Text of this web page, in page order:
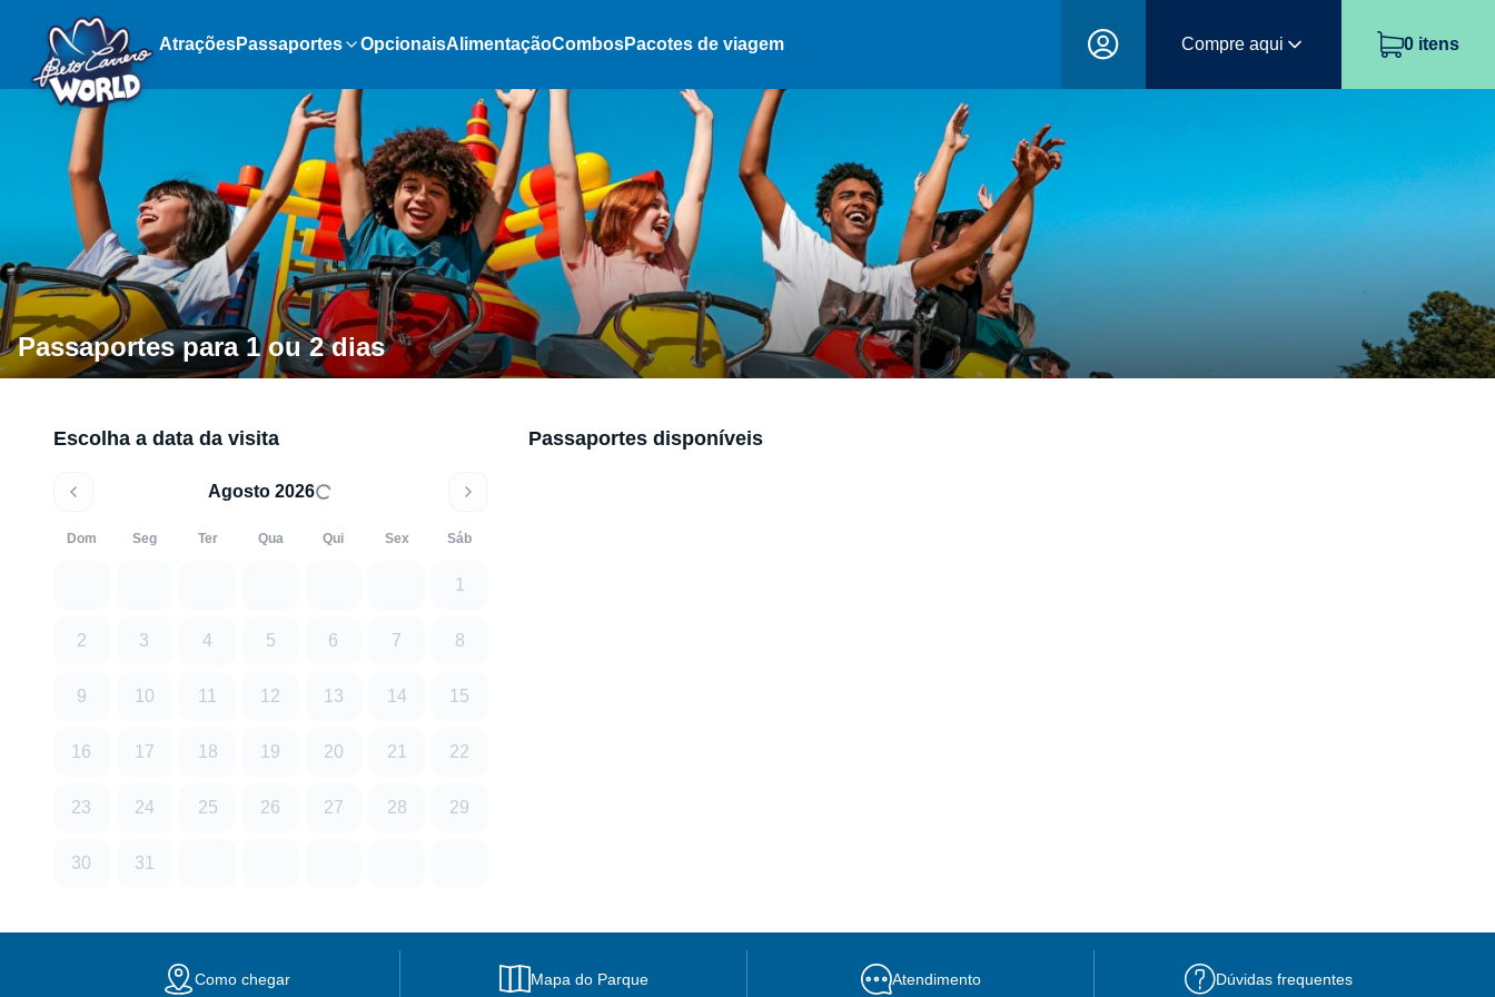
AtraçõesPassaportes OpcionaisAlimentaçãoCombosPacotes de viagem Compre aqui 0 itens
Passaportes para 1 ou 2 dias
Escolha a data da visita
Agosto 2026
Dom Seg Ter Qua Qui Sex Sáb
1
2 3 4 5 6 7 8
9 10 11 12 13 14 15
16 17 18 19 20 21 22
23 24 25 26 27 28 29
30 31
Passaportes disponíveis
Como chegar Mapa do Parque Atendimento Dúvidas frequentes